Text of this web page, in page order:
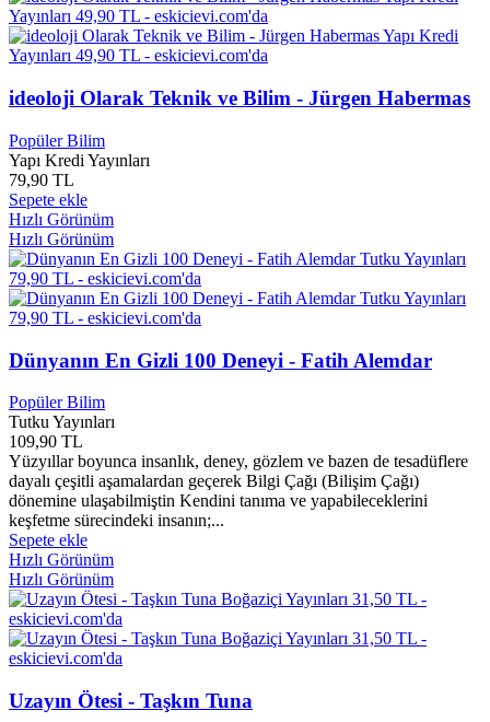
Ahmet Eğilmez 0
Ahmet Faruk 0
Ahmet Gökçe 0
Ahmet Gülüm 0
Ahmet Gürsel Tırışkan
Ahmet Gürtaş
Ahmet Hamdi TANPINAR
Ahmet HAŞİM
Ahmet Hikmet Müftüoğlu 0
Ahmet KABAKLI
Ahmet Kahraman 0
Ahmet Kaya 0
Ahmet KORKMAZ
0
Ahmet Lütfi KAZANCI
Ahmet Mahmut ÜNLÜ
Ahmet Mithat EFENDİ
Ahmet Muhtar BÜYÜKÇINAR 0
Ahmet OKAN 0
Ahmet Önel 0
Ahmet Önkal
Ahmet ÖZHAN
Ahmet RASİM
Ahmet Refik 0
Ahmet SAMİ
Ahmet Semih TULAY 0
Ahmet Şerif İZGÖREN
Ahmet Sever
0
Ahmet Sevgi 0
ideoloji Olarak Teknik ve Bilim - Jürgen Habermas
Popüler Bilim
Yapı Kredi Yayınları
79,90 TL
Sepete ekle
Hızlı Görünüm
Hızlı Görünüm
Dünyanın En Gizli 100 Deneyi - Fatih Alemdar
Popüler Bilim
Tutku Yayınları
109,90 TL
Yüzyıllar boyunca insanlık, deney, gözlem ve bazen de tesadüflere
dayalı çeşitli aşamalardan geçerek Bilgi Çağı (Bilişim Çağı)
dönemine ulaşabilmiştin Kendini tanıma ve yapabileceklerini
keşfetme sürecindeki insanın;...
Sepete ekle
Hızlı Görünüm
Hızlı Görünüm
Uzayın Ötesi - Taşkın Tuna